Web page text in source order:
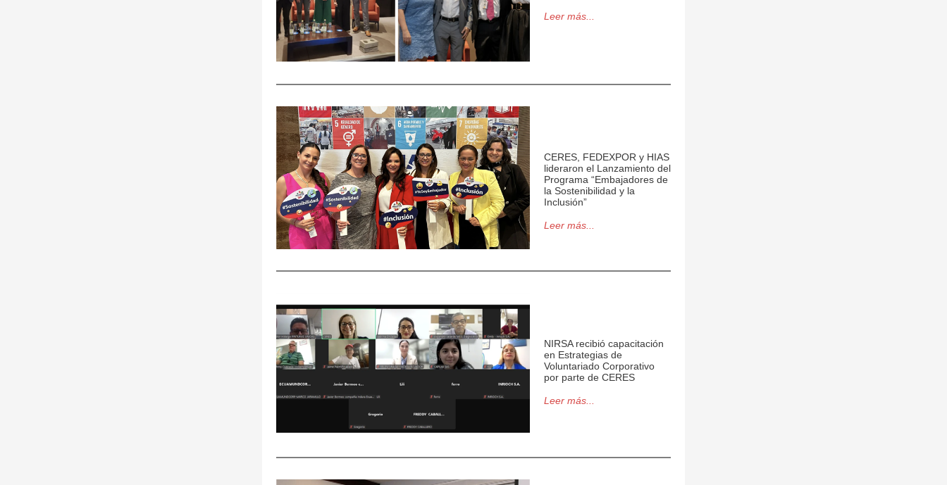
Leer más...
CERES, FEDEXPOR y HIAS
lideraron el Lanzamiento del
Programa “Embajadores de
la Sostenibilidad y la
Inclusión”
Leer más...
NIRSA recibió capacitación
en Estrategias de
Voluntariado Corporativo
por parte de CERES
Leer más...